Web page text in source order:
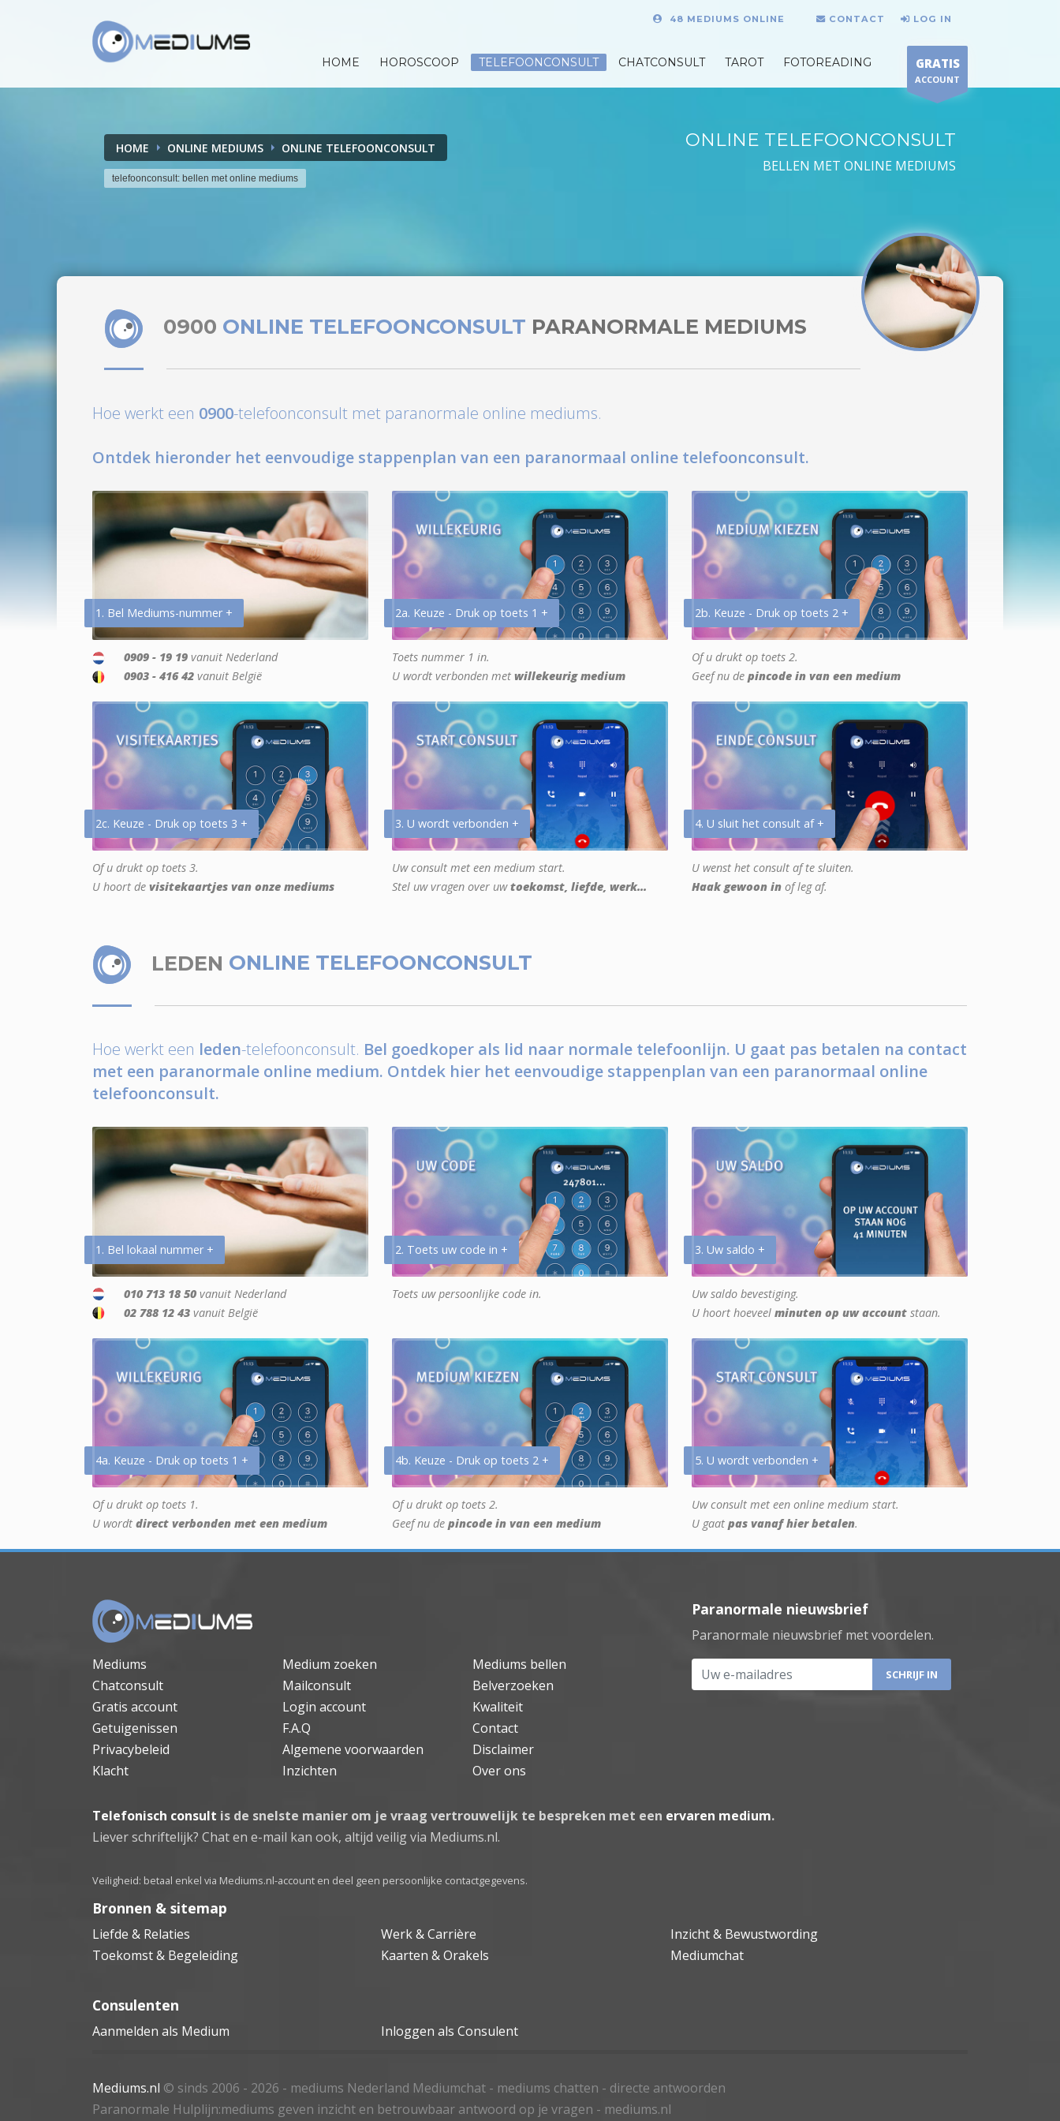
48 MEDIUMS ONLINE CONTACT LOG IN
HOME HOROSCOOP TELEFOONCONSULT CHATCONSULT TAROT FOTOREADING GRATIS
ACCOUNT
HOME ONLINE MEDIUMS ONLINE TELEFOONCONSULT
telefoonconsult: bellen met online mediums
ONLINE TELEFOONCONSULT
BELLEN MET ONLINE MEDIUMS
0900 ONLINE TELEFOONCONSULT PARANORMALE MEDIUMS
Hoe werkt een 0900-telefoonconsult met paranormale online mediums.
Ontdek hieronder het eenvoudige stappenplan van een paranormaal online telefoonconsult.
1. Bel Mediums-nummer +
0909 - 19 19 vanuit Nederland
0903 - 416 42 vanuit België
2a. Keuze - Druk op toets 1 +
Toets nummer 1 in.
U wordt verbonden met willekeurig medium
2b. Keuze - Druk op toets 2 +
Of u drukt op toets 2.
Geef nu de pincode in van een medium
2c. Keuze - Druk op toets 3 +
Of u drukt op toets 3.
U hoort de visitekaartjes van onze mediums
3. U wordt verbonden +
Uw consult met een medium start.
Stel uw vragen over uwtoekomst, liefde, werk...
4. U sluit het consult af +
U wenst het consult af te sluiten.
Haak gewoon in of leg af.
LEDEN ONLINE TELEFOONCONSULT
Hoe werkt een leden-telefoonconsult. Bel goedkoper als lid naar normale telefoonlijn. U gaat pas betalen na contact
met een paranormale online medium. Ontdek hier het eenvoudige stappenplan van een paranormaal online
telefoonconsult.
1. Bel lokaal nummer +
010 713 18 50 vanuit Nederland
02 788 12 43 vanuit België
2. Toets uw code in +
Toets uw persoonlijke code in.
3. Uw saldo +
Uw saldo bevestiging.
U hoort hoeveel minuten op uw account staan.
4a. Keuze - Druk op toets 1 +
Of u drukt op toets 1.
U wordt direct verbonden met een medium
4b. Keuze - Druk op toets 2 +
Of u drukt op toets 2.
Geef nu de pincode in van een medium
5. U wordt verbonden +
Uw consult met een online medium start.
U gaat pas vanaf hier betalen.
Mediums Medium zoeken
Mediums bellen
Chatconsult
Mailconsult
Belverzoeken
Gratis account
Login account
Kwaliteit
Getuigenissen
F.A.Q
Contact
Privacybeleid
Algemene voorwaarden
Disclaimer
Klacht
Inzichten Over ons
Paranormale nieuwsbrief
Paranormale nieuwsbrief met voordelen.
Uw e-mailadres
Telefonisch consult is de snelste manier om je vraag vertrouwelijk te bespreken met een ervaren medium.
Liever schriftelijk? Chat en e-mail kan ook, altijd veilig via Mediums.nl.
Veiligheid: betaal enkel via Mediums.nl-account en deel geen persoonlijke contactgegevens.
Bronnen & sitemap
Liefde & Relaties Werk & Carrière
Inzicht & Bewustwording
Toekomst & Begeleiding
Kaarten & Orakels Mediumchat
Consulenten
Aanmelden als Medium Inloggen als Consulent
Mediums.nl © sinds 2006 - 2026 - mediums Nederland Mediumchat - mediums chatten - directe antwoorden
Paranormale Hulplijn:mediums geven inzicht en betrouwbaar antwoord op je vragen - mediums.nl